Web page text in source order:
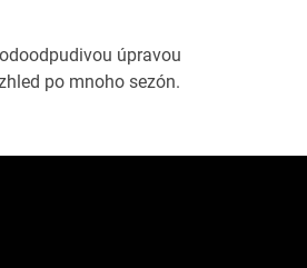
úpravou
po mnoho sezón.